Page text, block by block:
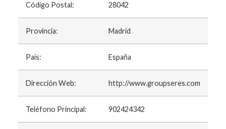
Código Postal: 28042
Provincia: Madrid
País: España
Dirección Web: http://www.groupseres.com
Teléfono Principal: 902424342